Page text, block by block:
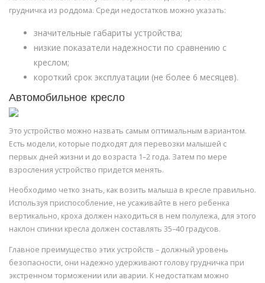
грудничка из роддома. Среди недостатков можно указать:
значительные габариты устройства;
низкие показатели надежности по сравнению с
креслом;
короткий срок эксплуатации (не более 6 месяцев).
Автомобильное кресло
Это устройство можно назвать самым оптимальным вариантом.
Есть модели, которые подходят для перевозки малышей с
первых дней жизни и до возраста 1–2 года. Затем по мере
взросления устройство придется менять.
Необходимо четко знать, как возить малыша в кресле правильно.
Используя приспособление, не усаживайте в него ребенка
вертикально, кроха должен находиться в нем полулежа, для этого
наклон спинки кресла должен составлять 35–40 градусов.
Главное преимущество этих устройств – должный уровень
безопасности, они надежно удерживают голову грудничка при
экстренном торможении или аварии. К недостаткам можно